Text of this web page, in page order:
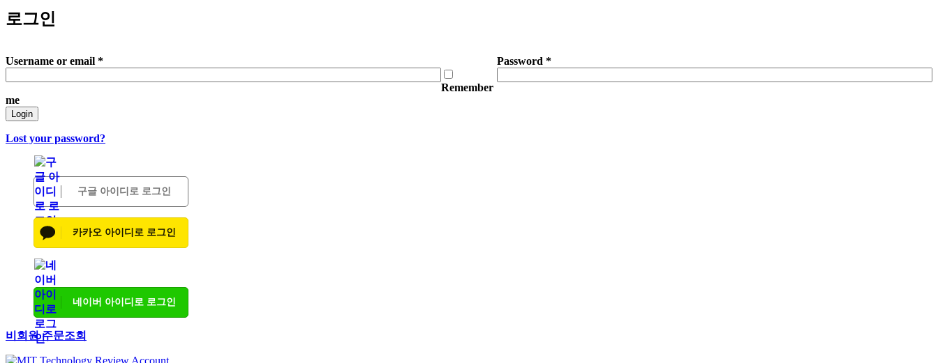
로그인
Username or email * Password *
Remember
me
Login
Lost your password?
구글 아이디로 로그인
카카오 아이디로 로그인
네이버 아이디로 로그인
비회원 주문조회